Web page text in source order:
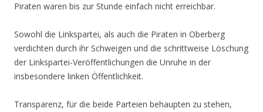
Piraten waren bis zur Stunde einfach nicht erreichbar.
Sowohl die Linkspartei, als auch die Piraten in Oberberg
verdichten durch ihr Schweigen und die schrittweise Löschung
der Linkspartei-Veröffentlichungen die Unruhe in der
insbesondere linken Öffentlichkeit.
Transparenz, für die beide Parteien behaupten zu stehen,